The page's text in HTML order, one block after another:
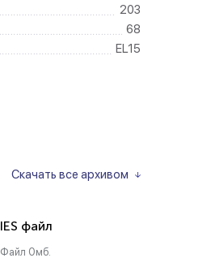
203
68
EL15
Скачать все архивом
IES файл
Файл 0мб.